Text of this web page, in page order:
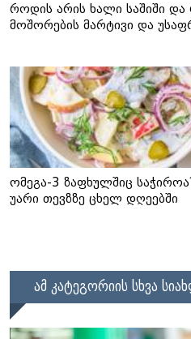
როდის არის ხალი საშიში
მოშორების მარტივი და
ომეგა-3 ზაფხულშიც
უარი თევზზე ცხელ დღეებში
ამ კატეგორიის სხვა